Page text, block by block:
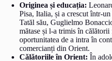
Originea și educația:
Pisa, Italia, și a crescut într-
Tatăl său, Guglielmo
mătase și l-a trimis în
oportunitatea de a intra în
comercianți din Orient.
Călătoriile în Orient: În